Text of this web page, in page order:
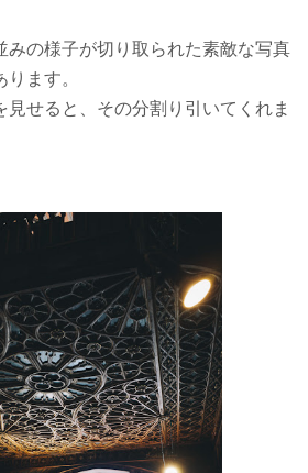
みの様子が切り取られた素敵な写真
ます。
見せると、その分割り引いてくれま